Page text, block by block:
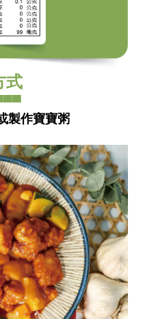
式
製作寶寶粥